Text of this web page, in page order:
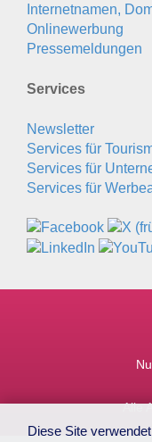
Internetnamen,
Onlinewerbung
Pressemeldungen
Services
Newsletter
Services für
Services für
Services für
Alle
Diese Site